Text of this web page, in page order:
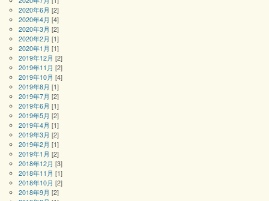
2020年6月 [2]
2020年4月 [4]
2020年3月 [2]
2020年2月 [1]
2020年1月 [1]
2019年12月 [2]
2019年11月 [2]
2019年10月 [4]
2019年8月 [1]
2019年7月 [2]
2019年6月 [1]
2019年5月 [2]
2019年4月 [1]
2019年3月 [2]
2019年2月 [1]
2019年1月 [2]
2018年12月 [3]
2018年11月 [1]
2018年10月 [2]
2018年9月 [2]